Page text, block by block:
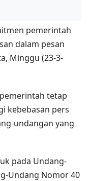
pemerintah
dalam pesan
Minggu (23-3-
tetap
kebebasan pers
undangan yang
pada Undang-
Undang Nomor 40